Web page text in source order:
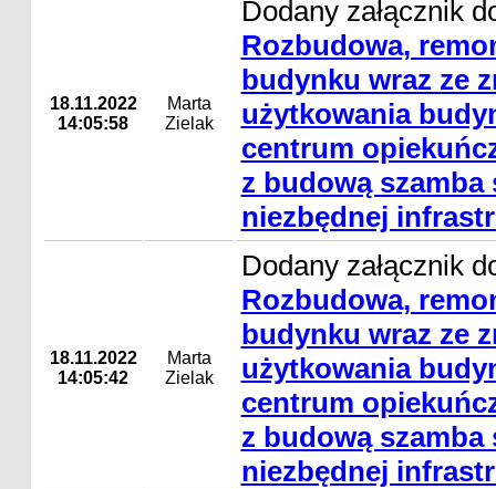
18.11.2022
14:05:58
Marta
Zielak
Dodany załącznik
Rozbudowa,
budynku wraz ze
użytkowania
centrum
z budową szamba
niezbędnej
18.11.2022
14:05:42
Marta
Zielak
Dodany załącznik
Rozbudowa,
budynku wraz ze
użytkowania
centrum
z budową szamba
niezbędnej